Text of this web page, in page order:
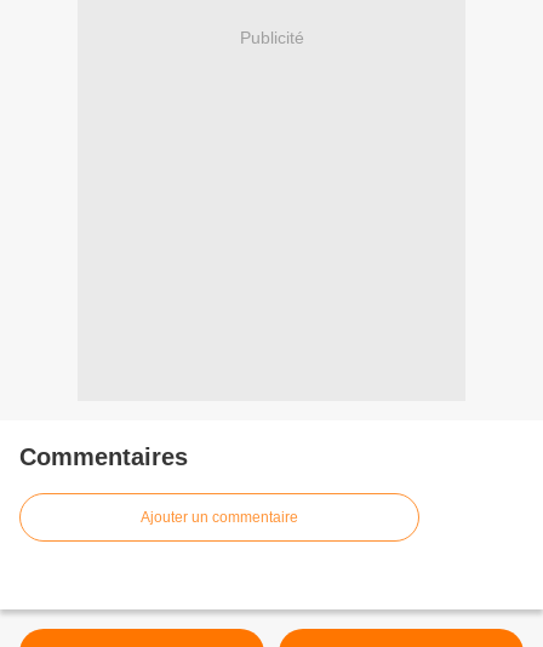
Publicité
Commentaires
Ajouter un commentaire